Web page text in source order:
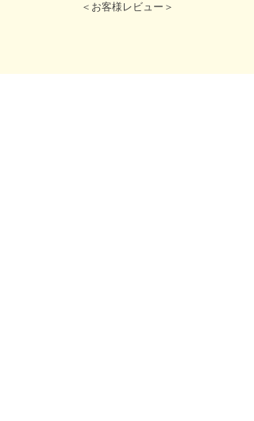
＜お客様レビュー＞